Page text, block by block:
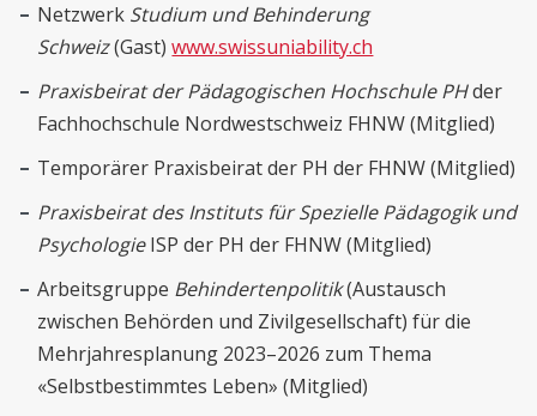
Netzwerk Studium und Behinderung
Schweiz(Gast)www.swissuniability.ch
Praxisbeirat der Pädagogischen Hochschule PHder
Fachhochschule Nordwestschweiz FHNW (Mitglied)
Temporärer Praxisbeirat der PH der FHNW (Mitglied)
Praxisbeirat des Instituts für Spezielle Pädagogik und
PsychologieISP der PH der FHNW (Mitglied)
Arbeitsgruppe Behindertenpolitik(Austausch
zwischen Behörden und Zivilgesellschaft) für die
Mehrjahresplanung 2023–2026 zum Thema
«Selbstbestimmtes Leben» (Mitglied)